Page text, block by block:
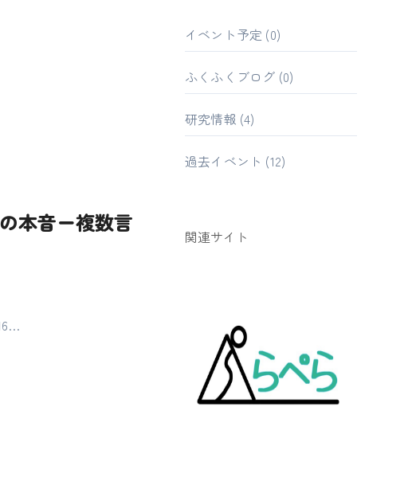
本音ー複数言
イベント予定 (0)
ふくふくブログ (0)
研究情報 (4)
過去イベント (12)
関連サイト